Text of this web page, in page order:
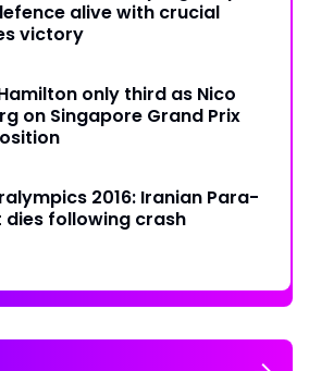
alive with crucial
victory
only third as Nico
on Singapore Grand Prix
2016: Iranian Para-
dies following crash